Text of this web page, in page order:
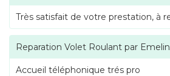
Très satisfait de votre prestation, à
Reparation Volet Roulant par
Accueil téléphonique trés pro